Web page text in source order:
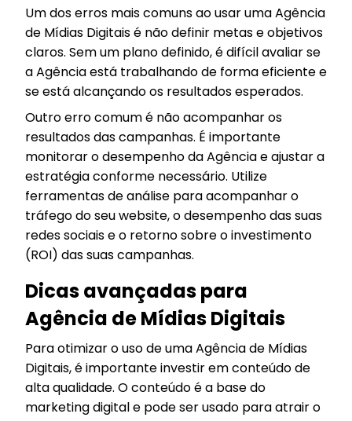
Um dos erros mais comuns ao usar uma Agência
de Mídias Digitais é não definir metas e objetivos
claros. Sem um plano definido, é difícil avaliar se
a Agência está trabalhando de forma eficiente e
se está alcançando os resultados esperados.
Outro erro comum é não acompanhar os
resultados das campanhas. É importante
monitorar o desempenho da Agência e ajustar a
estratégia conforme necessário. Utilize
ferramentas de análise para acompanhar o
tráfego do seu website, o desempenho das suas
redes sociais e o retorno sobre o investimento
(ROI) das suas campanhas.
Dicas avançadas para
Agência de Mídias Digitais
Para otimizar o uso de uma Agência de Mídias
Digitais, é importante investir em conteúdo de
alta qualidade. O conteúdo é a base do
marketing digital e pode ser usado para atrair o